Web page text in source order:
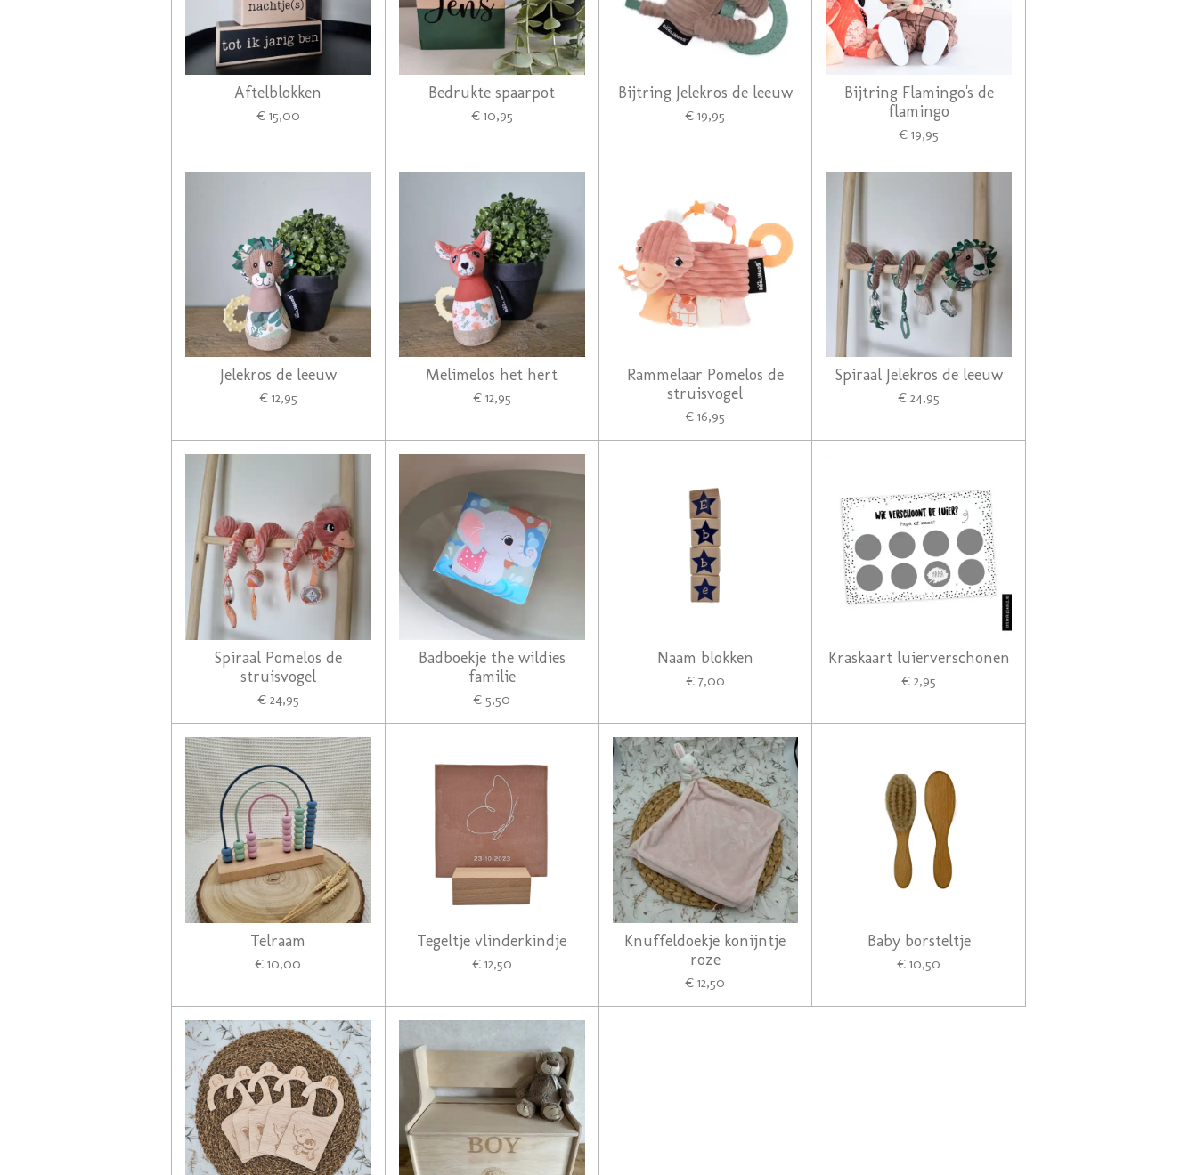
Aftelblokken
€ 15,00
Bedrukte spaarpot
€ 10,95
Bijtring Jelekros de leeuw
€ 19,95
Bijtring Flamingo's de
flamingo
€ 19,95
Jelekros de leeuw
€ 12,95
Melimelos het hert
€ 12,95
Rammelaar Pomelos de
struisvogel
€ 16,95
Spiraal Jelekros de leeuw
€ 24,95
Spiraal Pomelos de
struisvogel
€ 24,95
Badboekje the wildies
familie
€ 5,50
Naam blokken
€ 7,00
Kraskaart luierverschonen
€ 2,95
Telraam
€ 10,00
Tegeltje vlinderkindje
€ 12,50
Knuffeldoekje konijntje
roze
€ 12,50
Baby borsteltje
€ 10,50